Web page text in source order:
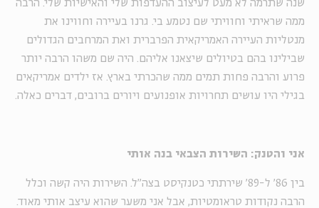
שנה שתרמה לא מעט לעיצוב ההעדפות שלי והאישיות שלי. הרבה
ממה שראיתי וחוויתי שם נטמע בי. גרנו בעיירה וחווינו את
מנטליות העיירה האמריקאית הפרברית ואת המרחבים הגדולים
שבילינו בהם בטיולים שיצאנו אליהם. היה שם משהו הרבה יותר
פרוע והרבה פחות תמים ממה שהכרתי בארץ. אז ילדים אמריקאים
בגילי היו עושים תחרויות אופנועים ויורים ברובים, דברים כאלה.
אני והטנק: השירות הצבאי בנה אותי
בין 86' ל-89' שירתתי כטנקיסט בצה"ל. השירות היה קשה וכלל
הרבה נקודות טראומטיות, אבל אני משער שהוא עיצב אותי מאוד.